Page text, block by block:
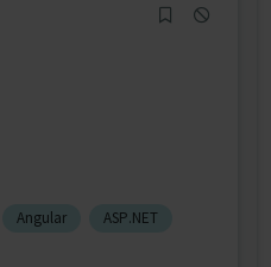
Angular
ASP.NET